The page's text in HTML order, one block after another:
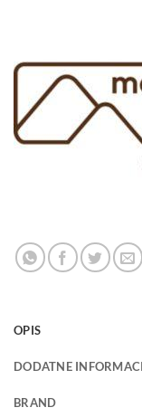
OPIS
DODATNE
BRAND